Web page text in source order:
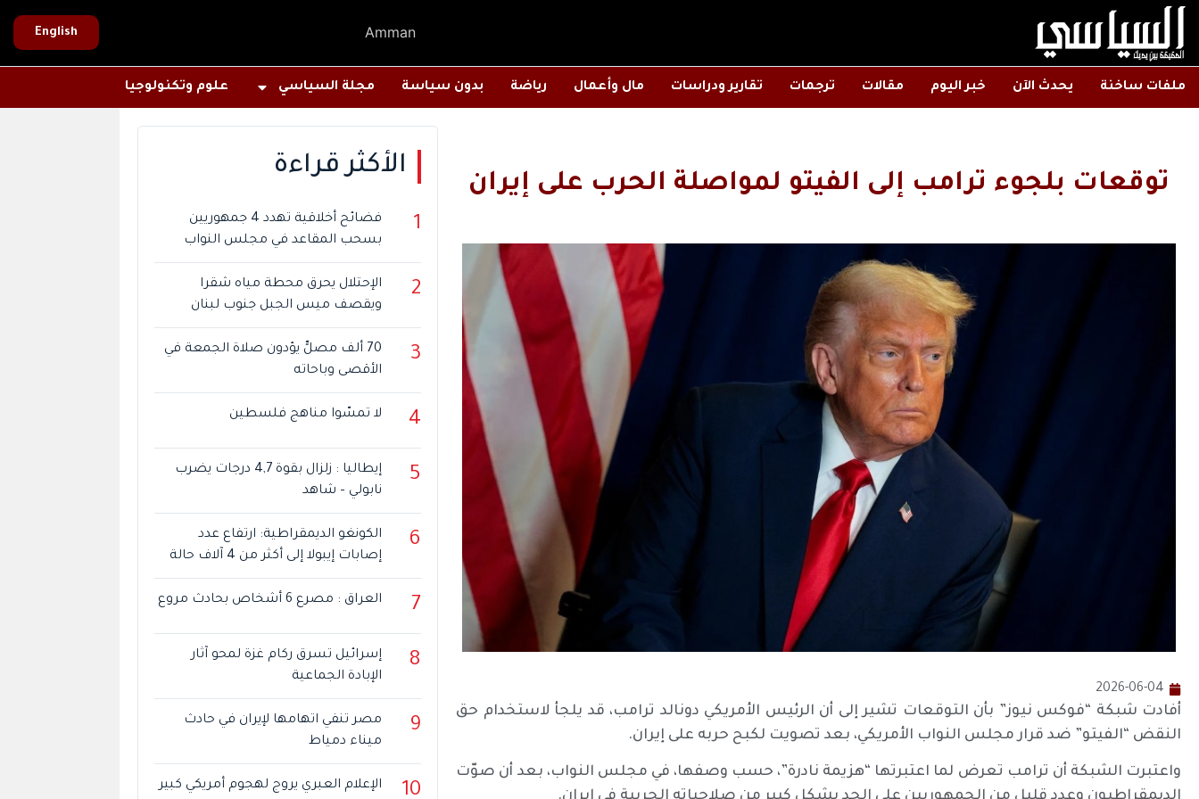
Amman
English
ملفات ساخنة يحدث الآن خبر اليوم مقالات ترجمات تقارير ودراسات مال وأعمال رياضة بدون سياسة مجلة السياسي علوم وتكنولوجيا
توقعات بلجوء ترامب إلى الفيتو لمواصلة الحرب على إيران
2026-06-04
أفادت شبكة “فوكس نيوز” بأن التوقعات تشير إلى أن الرئيس الأمريكي دونالد ترامب، قد يلجأ لاستخدام حق
النقض “الفيتو” ضد قرار مجلس النواب الأمريكي، بعد تصويت لكبح حربه على إيران.
واعتبرت الشبكة أن ترامب تعرض لما اعتبرتها “هزيمة نادرة”، حسب وصفها، في مجلس النواب، بعد أن صوّت
الأكثر قراءة
1
فضائح أخلاقية تهدد 4 جمهوريين
بسحب المقاعد في مجلس النواب
2
الإحتلال يحرق محطة مياه شقرا
ويقصف ميس الجبل جنوب لبنان
3
70 ألف مصلٍّ يؤدون صلاة الجمعة في
الأقصى وباحاته
4 لا تمسّوا مناهج فلسطين
5
إيطاليا : زلزال بقوة 4,7 درجات يضرب
نابولي – شاهد
6
الكونغو الديمقراطية: ارتفاع عدد
إصابات إيبولا إلى أكثر من 4 آلاف حالة
7 العراق : مصرع 6 أشخاص بحادث مروع
8
إسرائيل تسرق ركام غزة لمحو آثار
الإبادة الجماعية
9
مصر تنفي اتهامها لإيران في حادث
ميناء دمياط
10 الإعلام العبري يروج لهجوم أمريكي كبير